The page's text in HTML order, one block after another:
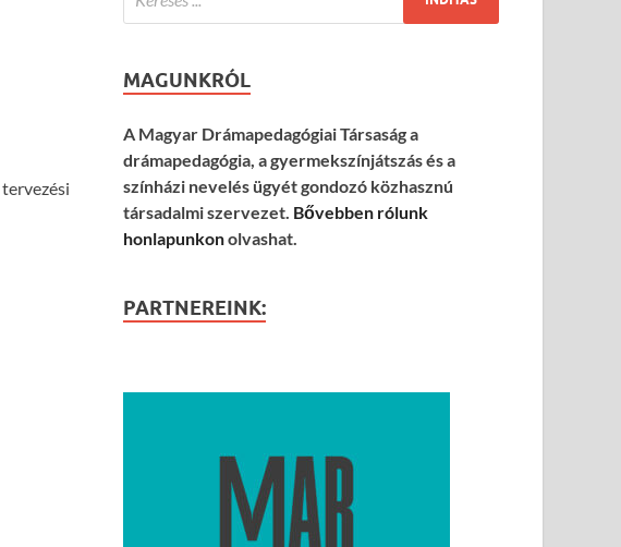
tervezési
MAGUNKRÓL
A Magyar Drámapedagógiai Társaság a
drámapedagógia, a gyermekszínjátszás és a
színházi nevelés ügyét gondozó közhasznú
társadalmi szervezet. Bővebben rólunk
honlapunkonolvashat.
PARTNEREINK: